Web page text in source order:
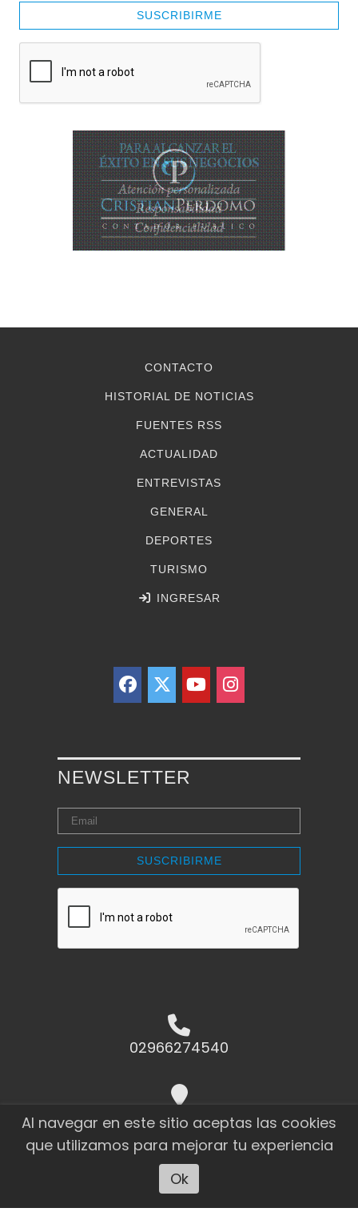
SUSCRIBIRME
CONTACTO
HISTORIAL DE NOTICIAS
FUENTES RSS
ACTUALIDAD
ENTREVISTAS
GENERAL
DEPORTES
TURISMO
INGRESAR
NEWSLETTER
SUSCRIBIRME
02966274540
Raúl Miño 1823 El Calafate - Santa
Cruz
ahoracalafate@cotecal.com.ar
Al navegar en este sitio aceptas las cookies
que utilizamos para mejorar tu experiencia
Ok